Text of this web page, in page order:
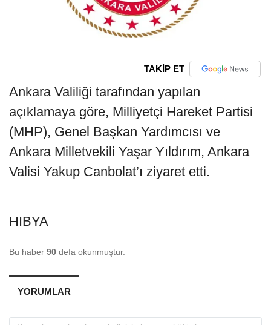
TAKİP ET
Ankara Valiliği tarafından yapılan
açıklamaya göre, Milliyetçi Hareket Partisi
(MHP), Genel Başkan Yardımcısı ve
Ankara Milletvekili Yaşar Yıldırım, Ankara
Valisi Yakup Canbolat’ı ziyaret etti.
HIBYA
Bu haber 90 defa okunmuştur.
YORUMLAR